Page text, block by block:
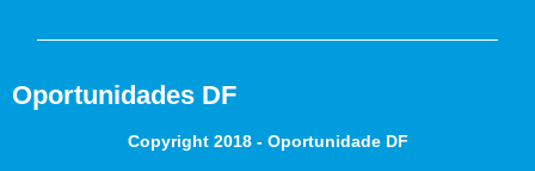
Oportunidades DF
Copyright 2018 - Oportunidade DF